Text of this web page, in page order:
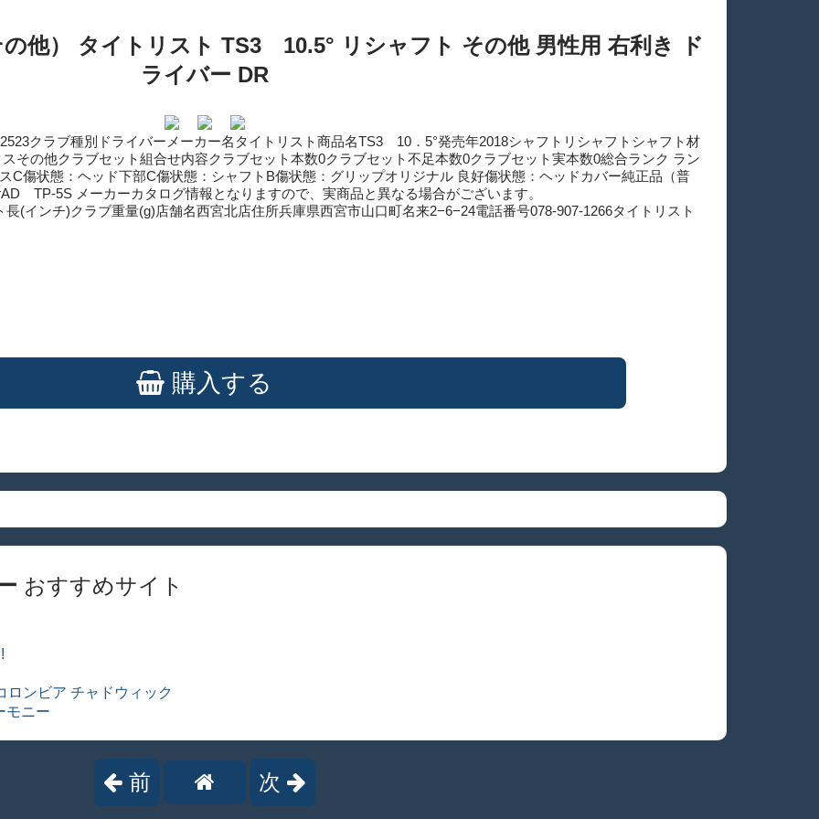
他） タイトリスト TS3 10.5° リシャフト その他 男性用 右利き ド
ライバー DR
クラブ種別ドライバーメーカー名タイトリスト商品名TS3 10．5°発売年2018シャフトリシャフトシャフト材
その他クラブセット組合せ内容クラブセット本数0クラブセット不足本数0クラブセット実本数0総合ランク ラン
C傷状態：ヘッド下部C傷状態：シャフトB傷状態：グリップオリジナル 良好傷状態：ヘッドカバー純正品（普
TP-5S メーカーカタログ情報となりますので、実商品と異なる場合がございます。
(インチ)クラブ重量(g)店舗名西宮北店住所兵庫県西宮市山口町名来2−6−24電話番号078-907-1266タイトリスト
購入する
おすすめサイト
ンビア チャドウィック
モニー
前 次